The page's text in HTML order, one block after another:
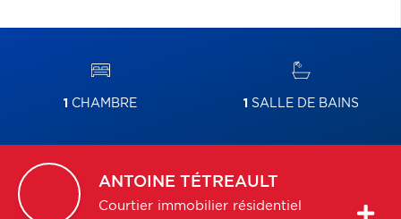
1 CHAMBRE 1 SALLE DE BAINS
ANTOINE TÉTREAULT
Courtier immobilier résidentiel